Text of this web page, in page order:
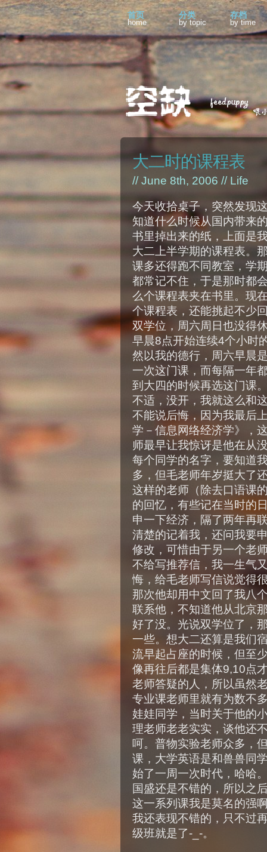
首页
home
分类
by topic
存档
by time
大二时的课程表
// June 8th, 2006 // Life
今天收拾桌子，突然发现
知道什么时候从国内带来
书里掉出来的纸，上面是
大二上半学期的课程表。
课多还得跑不同教室，学
都常记不住，于是那时都
么个课程表夹在书里。现
个课程表，还能挑起不少
双学位，周六周日也没得
早晨8点开始连续4个小时
然以我的德行，周六早晨
一次这门课，而每隔一年
到大四的时候再选这门课
不适，没开，我就这么和
不能说后悔，因为我最后
学－信息网络经济学》，
师最早让我惊讶是他在从
每个同学的名字，要知道
多，但毛老师年岁挺大了
这样的老师（除去口语课
的回忆，有些记在当时的
申一下经济，隔了两年再
清楚的记着我，还问我要
修改，可惜由于另一个老
不给写推荐信，我一生气
悔，给毛老师写信说觉得
那次他却用中文回了我八
联系他，不知道他从北京
好了没。光说双学位了，
一些。想大二还算是我们
流早起占座的时候，但至
像再往后都是集体9,10点
老师答疑的人，所以虽然
专业课老师里就有为数不
娃娃同学，当时关于他的
理老师老老实实，谈他还
呵。普物实验老师众多，
课，大学英语是和兽兽同
始了一周一次时代，哈哈
国盛还是不错的，所以之
这一系列课我是莫名的强
我还表现不错的，只不过
级班就是了-_-。